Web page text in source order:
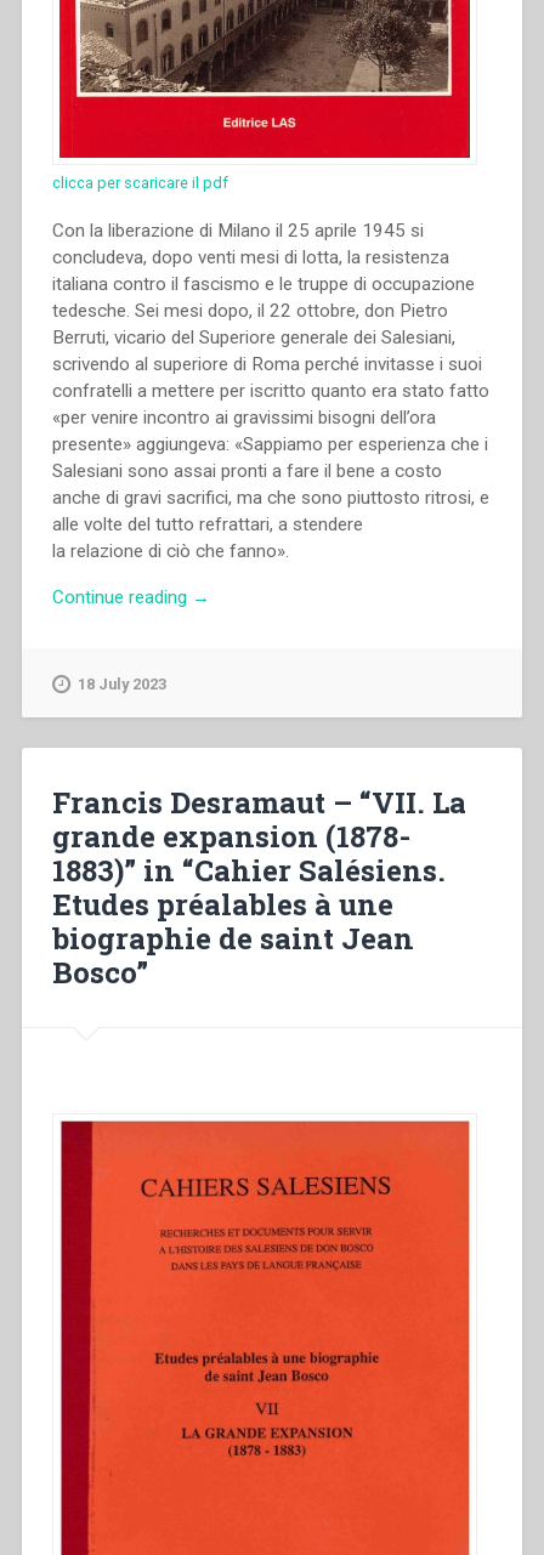
clicca per scaricare il pdf
Con la liberazione di Milano il 25 aprile 1945 si
concludeva, dopo venti mesi di lotta, la resistenza
italiana contro il fascismo e le truppe di occupazione
tedesche. Sei mesi dopo, il 22 ottobre, don Pietro
Berruti, vicario del Superiore generale dei Salesiani,
scrivendo al superiore di Roma perché invitasse i suoi
confratelli a mettere per iscritto quanto era stato fatto
«per venire incontro ai gravissimi bisogni dell’ora
presente» aggiungeva: «Sappiamo per esperienza che i
Salesiani sono assai pronti a fare il bene a costo
anche di gravi sacrifici, ma che sono piuttosto ritrosi, e
alle volte del tutto refrattari, a stendere
la relazione di ciò che fanno».
Continue reading “Francesco
25
aprile
1945:
appuntamento
dai
Salesiani”
→
18 July 2023
Francis Desramaut – “VII. La
grande expansion (1878-
1883)” in “Cahier Salésiens.
Etudes préalables à une
biographie de saint Jean
Bosco”